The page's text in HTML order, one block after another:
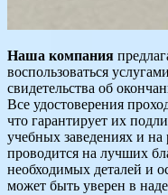
Наша компания
воспользоваться
свидетельства об
Все удостоверения
что гарантирует их
учебных заведениях и на
проводится на лучших
необходимых деталей и
может быть уверен в